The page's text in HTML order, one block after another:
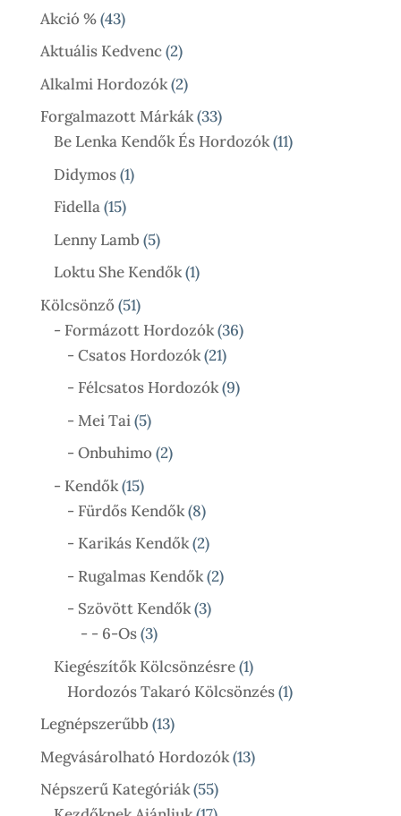
Akció % 4343
Termék
Aktuális Kedvenc 22
Termék
Alkalmi Hordozók 22
Termék
Forgalmazott Márkák 3333
Termék
Be Lenka Kendők És Hordozók 1111
Didymos 11
Fidella 1515
Termék
Lenny Lamb 55
Termék
Loktu She Kendők 11
Kölcsönző 5151
Termék
- Formázott Hordozók 3636
- Csatos Hordozók 2121
Termék
- Félcsatos Hordozók 99
- Mei Tai 55
Termék
- Onbuhimo 22
- Kendők 1515
Termék
- Fürdős Kendők 88
Termék
- Karikás Kendők 22
Termék
- Rugalmas Kendők 22
- Szövött Kendők 33
- - 6-Os 33
Termék
Kiegészítők Kölcsönzésre 11
Termék
Hordozós Takaró Kölcsönzés 11
Legnépszerűbb 1313
Termék
Megvásárolható Hordozók 1313
Népszerű Kategóriák 5555